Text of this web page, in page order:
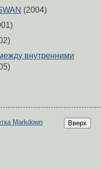
(2004)
внутренними
Вверх
Markdown